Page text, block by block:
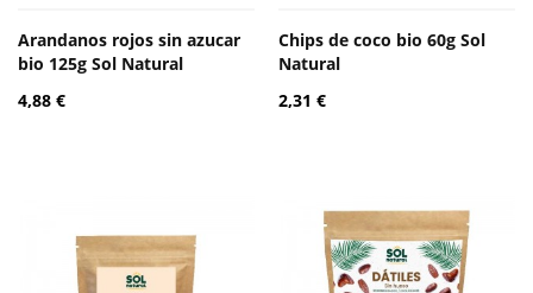
Arandanos rojos sin azucar
bio 125g Sol Natural
4,88 €
Chips de coco bio 60g Sol
Natural
2,31 €